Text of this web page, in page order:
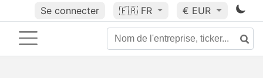
Se connecter 🇫🇷 FR € EUR